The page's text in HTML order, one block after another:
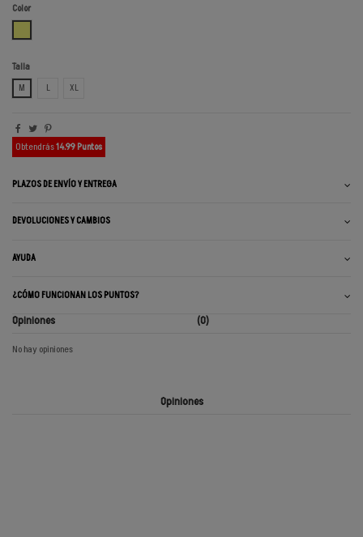
Color
Talla
M
L XL
Obtendrás14.99 Puntos
PLAZOS DE ENVÍO Y ENTREGA
DEVOLUCIONES Y CAMBIOS
AYUDA
¿CÓMO FUNCIONAN LOS PUNTOS?
Opiniones (0)
No hay opiniones
Opiniones